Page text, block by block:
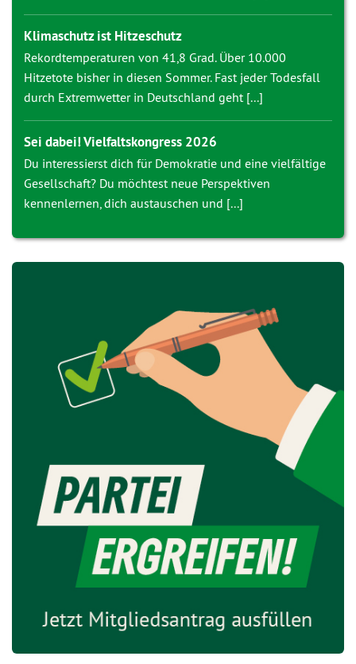
Klimaschutz ist Hitzeschutz
Rekordtemperaturen von 41,8 Grad. Über 10.000
Hitzetote bisher in diesen Sommer. Fast jeder Todesfall
durch Extremwetter in Deutschland geht [...]
Sei dabei! Vielfaltskongress 2026
Du interessierst dich für Demokratie und eine vielfältige
Gesellschaft? Du möchtest neue Perspektiven
kennenlernen, dich austauschen und [...]